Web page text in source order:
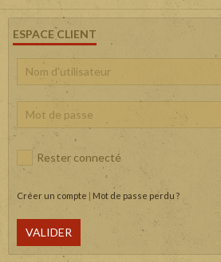
ESPACE CLIENT
Rester connecté
Créer un compte | Mot de passe perdu ?
VALIDER